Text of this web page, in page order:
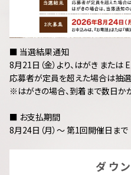
■ 当選結果通知
8月21日（金）より、はがき または
応募者が定員を超えた場合は抽選
※はがきの場合、到着まで数日か
■ お支払期間
8月24日（月）～ 第1回開催日まで
ダウ